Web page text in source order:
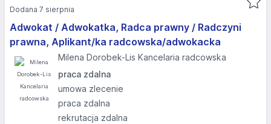
Adwokat / Adwokatka, Radca prawny / Radczyni
prawna, Aplikant/ka radcowska/adwokacka
Milena Dorobek-Lis Kancelaria radcowska
praca zdalna
umowa zlecenie
praca zdalna
rekrutacja zdalna
Dodana 7 sierpnia